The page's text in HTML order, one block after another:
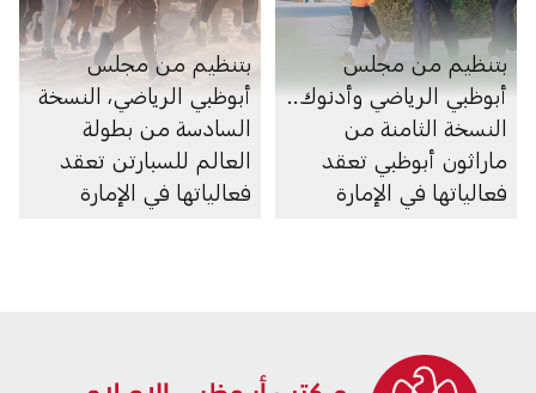
بتنظيم من مجلس
أبوظبي الرياضي وأدنوك..
النسخة الثامنة من
ماراثون أبوظبي تعقد
فعالياتها في الإمارة
بتنظيم من مجلس
أبوظبي الرياضي، النسخة
السادسة من بطولة
العالم للسبارتن تعقد
فعالياتها في الإمارة